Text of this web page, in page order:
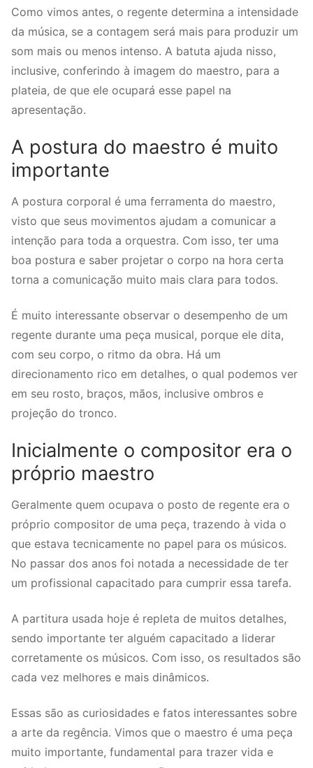
Como vimos antes, o regente determina a intensidade
da música, se a contagem será mais para produzir um
som mais ou menos intenso. A batuta ajuda nisso,
inclusive, conferindo à imagem do maestro, para a
plateia, de que ele ocupará esse papel na
apresentação.
A postura do maestro é muito
importante
A postura corporal é uma ferramenta do maestro,
visto que seus movimentos ajudam a comunicar a
intenção para toda a orquestra. Com isso, ter uma
boa postura e saber projetar o corpo na hora certa
torna a comunicação muito mais clara para todos.
É muito interessante observar o desempenho de um
regente durante uma peça musical, porque ele dita,
com seu corpo, o ritmo da obra. Há um
direcionamento rico em detalhes, o qual podemos ver
em seu rosto, braços, mãos, inclusive ombros e
projeção do tronco.
Inicialmente o compositor era o
próprio maestro
Geralmente quem ocupava o posto de regente era o
próprio compositor de uma peça, trazendo à vida o
que estava tecnicamente no papel para os músicos.
No passar dos anos foi notada a necessidade de ter
um profissional capacitado para cumprir essa tarefa.
A partitura usada hoje é repleta de muitos detalhes,
sendo importante ter alguém capacitado a liderar
corretamente os músicos. Com isso, os resultados são
cada vez melhores e mais dinâmicos.
Essas são as curiosidades e fatos interessantes sobre
a arte da regência. Vimos que o maestro é uma peça
muito importante, fundamental para trazer vida e